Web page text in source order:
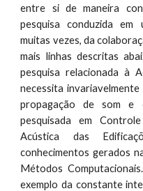
entre si de maneira
pesquisa conduzida em
muitas vezes, da
mais linhas descritas
pesquisa relacionada à
necessita
propagação de som e
pesquisada em
Acústica das
conhecimentos gerados
Métodos
exemplo da constante